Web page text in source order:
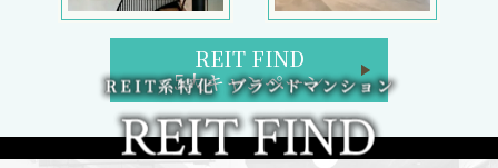
REIT FIND
5大キャンペーン